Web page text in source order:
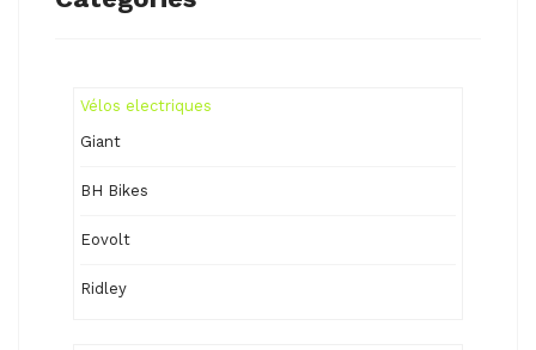
Vélos electriques
Giant
BH Bikes
Eovolt
Ridley